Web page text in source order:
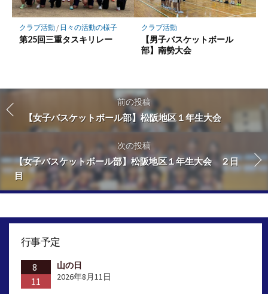
クラブ活動/ 日々の活動の様子
第25回三重タスキリレー
クラブ活動
【男子バスケットボール
部】南勢大会
前の投稿
【女子バスケットボール部】松阪地区１年生大会
次の投稿
【女子バスケットボール部】松阪地区１年生大会 ２日
目
行事予定
8
11
山の日
2026年8月11日